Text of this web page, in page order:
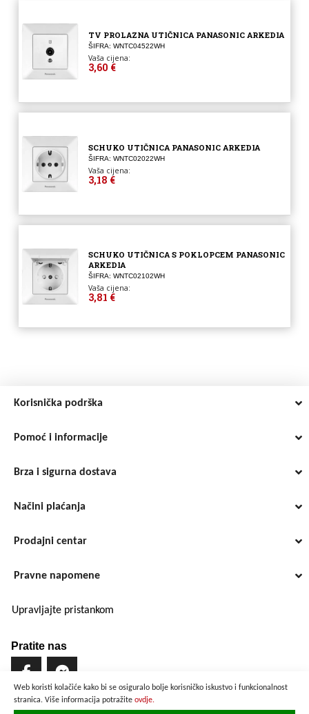
Web koristi kolačiće kako bi se osiguralo bolje korisničko iskustvo i funkcionalnost
stranica. Više informacija potražite ovdje.
TV PROLAZNA UTIČNICA PANASONIC ARKEDIA
ŠIFRA: WNTC04522WH
Vaša cijena:
3,60 €
SCHUKO UTIČNICA PANASONIC ARKEDIA
ŠIFRA: WNTC02022WH
Vaša cijena:
3,18 €
SCHUKO UTIČNICA S POKLOPCEM PANASONIC
ARKEDIA
ŠIFRA: WNTC02102WH
Vaša cijena:
3,81 €
Korisnička podrška
Pomoć i informacije
Brza i sigurna dostava
Načini plaćanja
Prodajni centar
Pravne napomene
Upravljajte pristankom
Pratite nas
Brzo i sigurno plaćanje